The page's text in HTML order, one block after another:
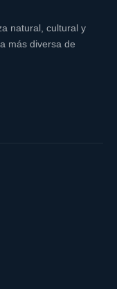
natural, cultural y
más diversa de